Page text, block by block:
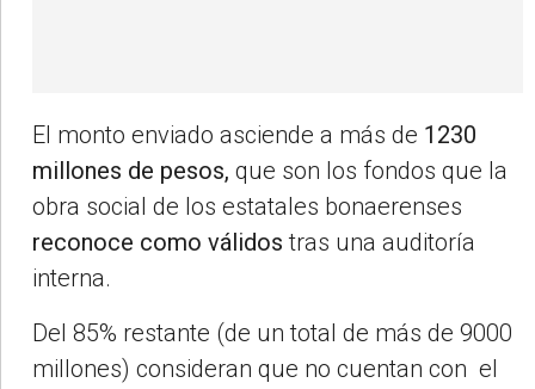
El monto enviado asciende a más de 1230
millones de pesos, que son los fondos que la
obra social de los estatales bonaerenses
reconoce como válidos tras una auditoría
interna.
Del 85% restante (de un total de más de 9000
millones) consideran que no cuentan con el